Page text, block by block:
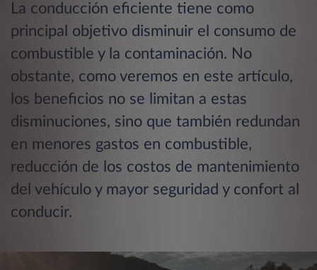
La conducción eficiente tiene como
principal objetivo disminuir el consumo de
combustible y la contaminación. No
obstante, como veremos en este artículo,
los beneficios no se limitan a estas
disminuciones, sino que también redundan
en menores gastos en combustible,
reducción de los costos de mantenimiento
del vehículo y mayor seguridad y confort al
conducir.